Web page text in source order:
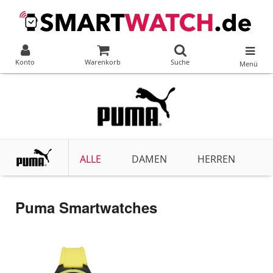
Konto Warenkorb Suche Menü
ALLE DAMEN HERREN
Puma Smartwatches